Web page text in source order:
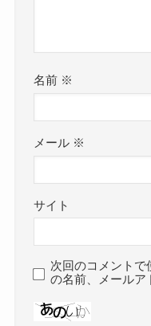
名前 ※
メール ※
サイト
次回のコメントで
の名前、メールア